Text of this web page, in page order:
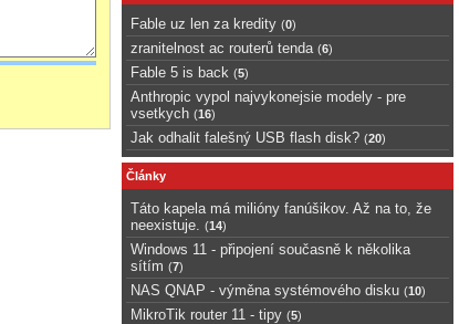
Fable uz len za kredity (0)
zranitelnost ac routerů tenda (6)
Fable 5 is back (5)
Anthropic vypol najvykonejsie modely - pre
vsetkych (16)
Jak odhalit falešný USB flash disk? (20)
Články
Táto kapela má milióny fanúšikov. Až na to, že
neexistuje.
(14)
Windows 11 - připojení současně k několika
sítím (7)
NAS QNAP - výměna systémového disku (10)
MikroTik router 11 - tipy (5)